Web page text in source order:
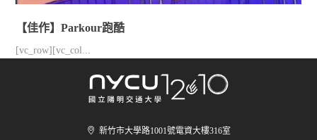
【佳作】Parkour跑酷
[vc_row][vc_col...
新竹市大學路1001號電資大樓316室